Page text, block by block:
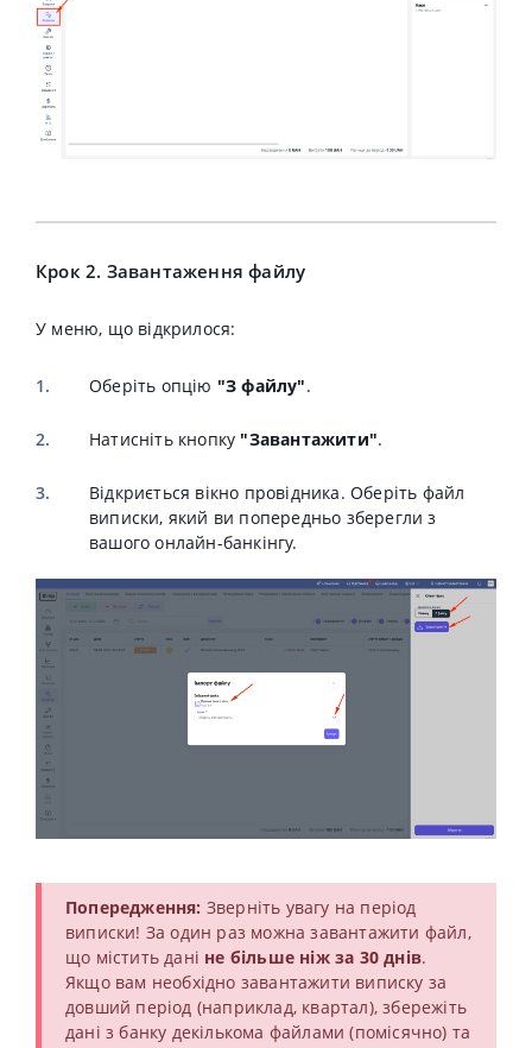
Крок 2. Завантаження файлу
У меню, що відкрилося:
Оберіть опцію "З файлу".
Натисніть кнопку "Завантажити".
Відкриється вікно провідника. Оберіть файл
виписки, який ви попередньо зберегли з
вашого онлайн-банкінгу.
Попередження: Зверніть увагу на період
виписки! За один раз можна завантажити файл,
що містить дані не більше ніж за 30 днів.
Якщо вам необхідно завантажити виписку за
довший період (наприклад, квартал), збережіть
дані з банку декількома файлами (помісячно) та